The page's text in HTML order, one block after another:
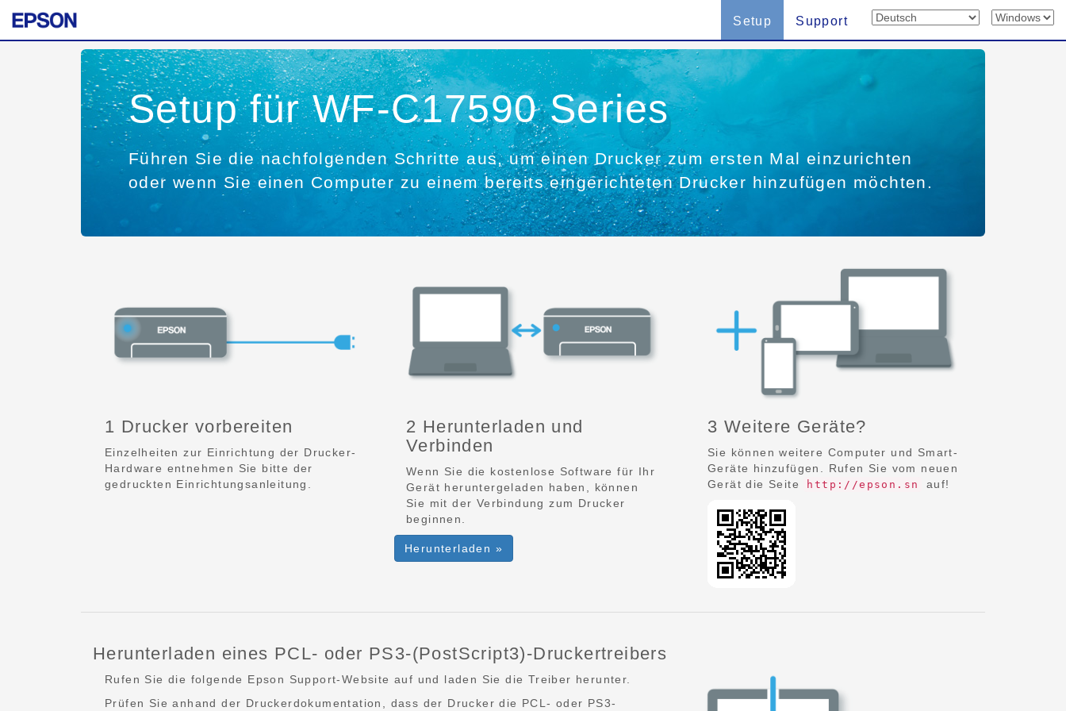
Setup Support
Setup für WF-C17590 Series
Führen Sie die nachfolgenden Schritte aus, um einen Drucker zum ersten Mal einzurichten
oder wenn Sie einen Computer zu einem bereits eingerichteten Drucker hinzufügen möchten.
1 Drucker vorbereiten
Einzelheiten zur Einrichtung der Drucker-
Hardware entnehmen Sie bitte der
gedruckten Einrichtungsanleitung.
2 Herunterladen und
Verbinden
Wenn Sie die kostenlose Software für Ihr
Gerät heruntergeladen haben, können
Sie mit der Verbindung zum Drucker
beginnen.
Herunterladen »
3 Weitere Geräte?
Sie können weitere Computer und Smart-
Geräte hinzufügen. Rufen Sie vom neuen
Gerät die Seite
http://epson.sn auf!
Herunterladen eines PCL- oder PS3-(PostScript3)-Druckertreibers
Rufen Sie die folgende Epson Support-Website auf und laden Sie die Treiber herunter.
Prüfen Sie anhand der Druckerdokumentation, dass der Drucker die PCL- oder PS3-